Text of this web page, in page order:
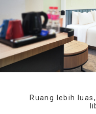
Ruang lebih